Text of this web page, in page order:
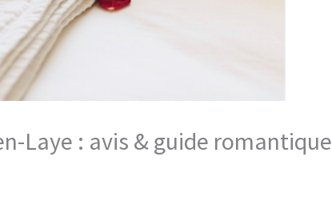
Laye : avis & guide romantique